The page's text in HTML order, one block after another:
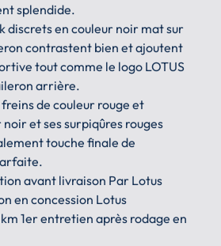
splendide.
discrets en couleur noir mat sur
contrastent bien et ajoutent
tout comme le logo LOTUS
arrière.
de couleur rouge et
et ses surpiqûres rouges
touche finale de
avant livraison Par Lotus
en concession Lotus
1er entretien après rodage en